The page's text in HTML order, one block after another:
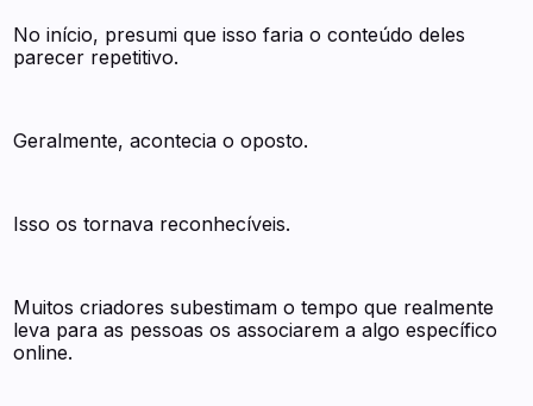
No início, presumi que isso faria o conteúdo deles
parecer repetitivo.
Geralmente, acontecia o oposto.
Isso os tornava reconhecíveis.
Muitos criadores subestimam o tempo que realmente
leva para as pessoas os associarem a algo específico
online.